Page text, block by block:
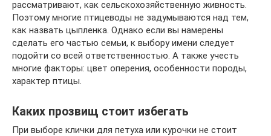
рассматривают, как сельскохозяйственную живность.
Поэтому многие птицеводы не задумываются над тем,
как назвать цыпленка. Однако если вы намерены
сделать его частью семьи, к выбору имени следует
подойти со всей ответственностью. А также учесть
многие факторы: цвет оперения, особенности породы,
характер птицы.
Каких прозвищ стоит избегать
При выборе клички для петуха или курочки не стоит